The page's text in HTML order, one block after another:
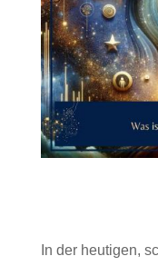
In der heutigen,